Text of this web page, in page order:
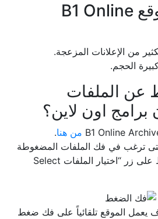
ما هي عيوب موقع B1 Online
من الإعلانات المزعجة.
الحجم.
عن الملفات
اون لاين؟
من هنا.
ترغب في فك الملفات المضغوطة
عنها من خلال الضغط على زر “اختيار الملفات Select
يعمل الموقع تلقائياً على فك ضغط